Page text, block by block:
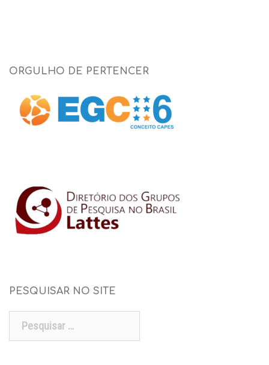
ORGULHO DE PERTENCER
PESQUISAR NO SITE
Pesquisar